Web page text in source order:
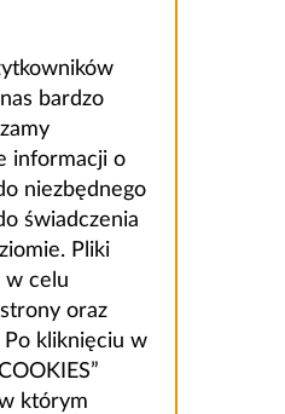
bardzo
informacji o
niezbędnego
świadczenia
Pliki
w celu
oraz
Po kliknięciu w
którym